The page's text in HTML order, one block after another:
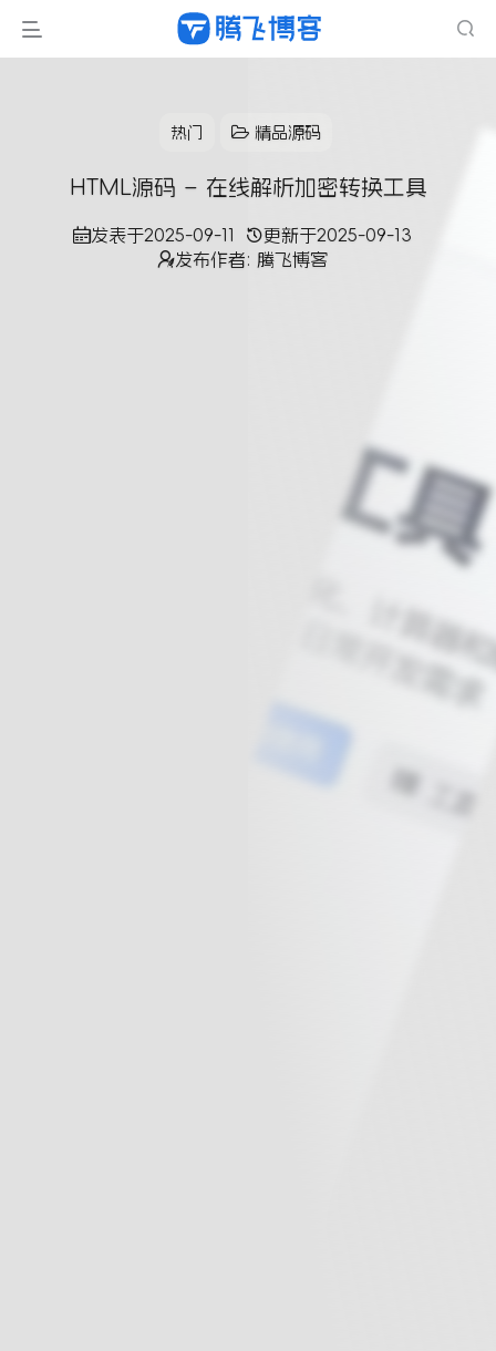
热门 精品源码
HTML源码 – 在线解析加密转换工具
发表于2025-09-11 更新于2025-09-13
发布作者: 腾飞博客